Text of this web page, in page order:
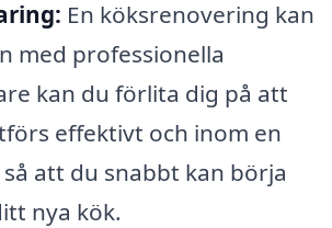
En köksrenovering kan
med professionella
kan du förlita dig på att
effektivt och inom en
att du snabbt kan börja
nya kök.